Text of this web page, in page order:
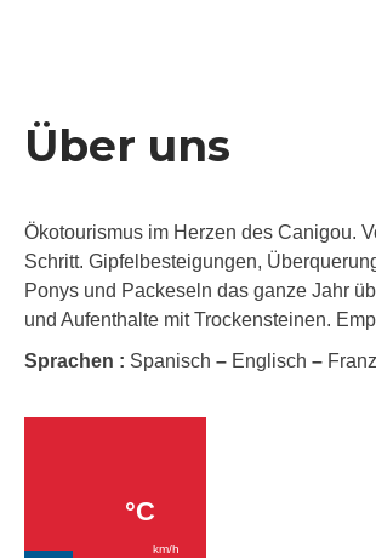
Über uns
Ökotourismus im Herzen des Canigou.
Schritt. Gipfelbesteigungen,
Ponys und Packeseln das ganze Jahr
und Aufenthalte mit Trockensteinen.
Sprachen : Spanisch – Englisch –